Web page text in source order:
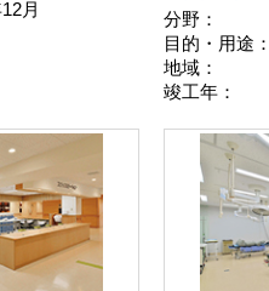
月 分野：
目的・用途：
地域：
竣工年：